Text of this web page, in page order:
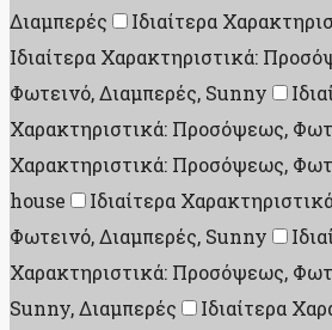
Διαμπερές
Ιδιαίτερα
Ιδιαίτερα Χαρακτηριστικά:
Φωτεινό, Διαμπερές, Sunny
Χαρακτηριστικά: Προσόψεως,
Χαρακτηριστικά: Προσόψεως,
house
Ιδιαίτερα
Φωτεινό, Διαμπερές, Sunny
Χαρακτηριστικά: Προσόψεως,
Sunny, Διαμπερές
Ιδιαίτερα